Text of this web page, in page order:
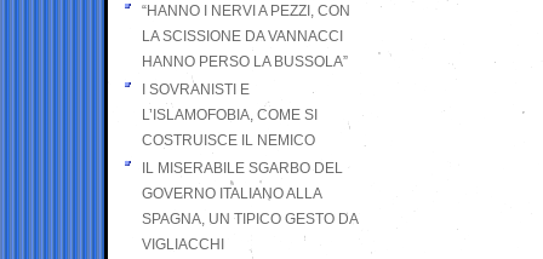
“HANNO I NERVI A PEZZI, CON
LA SCISSIONE DA VANNACCI
HANNO PERSO LA BUSSOLA”
I SOVRANISTI E
L’ISLAMOFOBIA, COME SI
COSTRUISCE IL NEMICO
IL MISERABILE SGARBO DEL
GOVERNO ITALIANO ALLA
SPAGNA, UN TIPICO GESTO DA
VIGLIACCHI